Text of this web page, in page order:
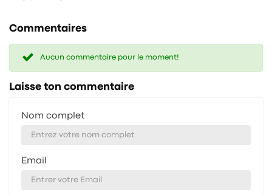
Commentaires
Aucun commentaire pour le moment!
Laisse ton commentaire
Nom complet
Email